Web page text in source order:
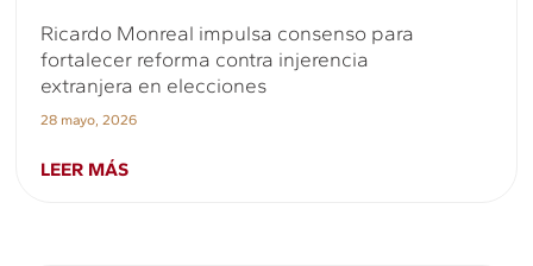
Ricardo Monreal impulsa consenso para
fortalecer reforma contra injerencia
extranjera en elecciones
28 mayo, 2026
LEER MÁS